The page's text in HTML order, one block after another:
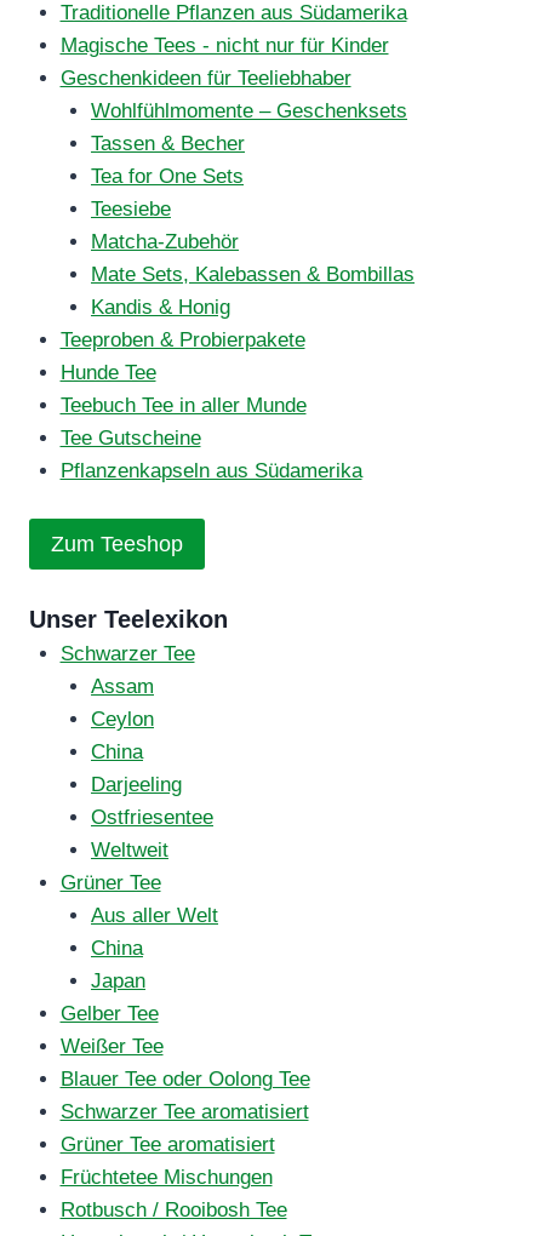
Traditionelle Pflanzen aus Südamerika
Magische Tees - nicht nur für Kinder
Geschenkideen für Teeliebhaber
Wohlfühlmomente – Geschenksets
Tassen & Becher
Tea for One Sets
Teesiebe
Matcha-Zubehör
Mate Sets, Kalebassen & Bombillas
Kandis & Honig
Teeproben & Probierpakete
Hunde Tee
Teebuch Tee in aller Munde
Tee Gutscheine
Pflanzenkapseln aus Südamerika
Zum Teeshop
Unser Teelexikon
Schwarzer Tee
Assam
Ceylon
China
Darjeeling
Ostfriesentee
Weltweit
Grüner Tee
Aus aller Welt
China
Japan
Gelber Tee
Weißer Tee
Blauer Tee oder Oolong Tee
Schwarzer Tee aromatisiert
Grüner Tee aromatisiert
Früchtetee Mischungen
Rotbusch / Rooibosh Tee